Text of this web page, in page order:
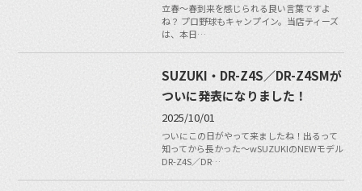
立春〜春到来を感じられる良い言葉ですよ
ね？ プロ野球もキャンプイン。当店ティーズ
は、本日…
SUZUKI・DR-Z4S／DR-Z4SMが
ついに発表になりました！
2025/10/01
ついにこの日がやって来ましたね！出るって
知ってから長かった〜wSUZUKIのNEWモデル
DR-Z4S／DR…